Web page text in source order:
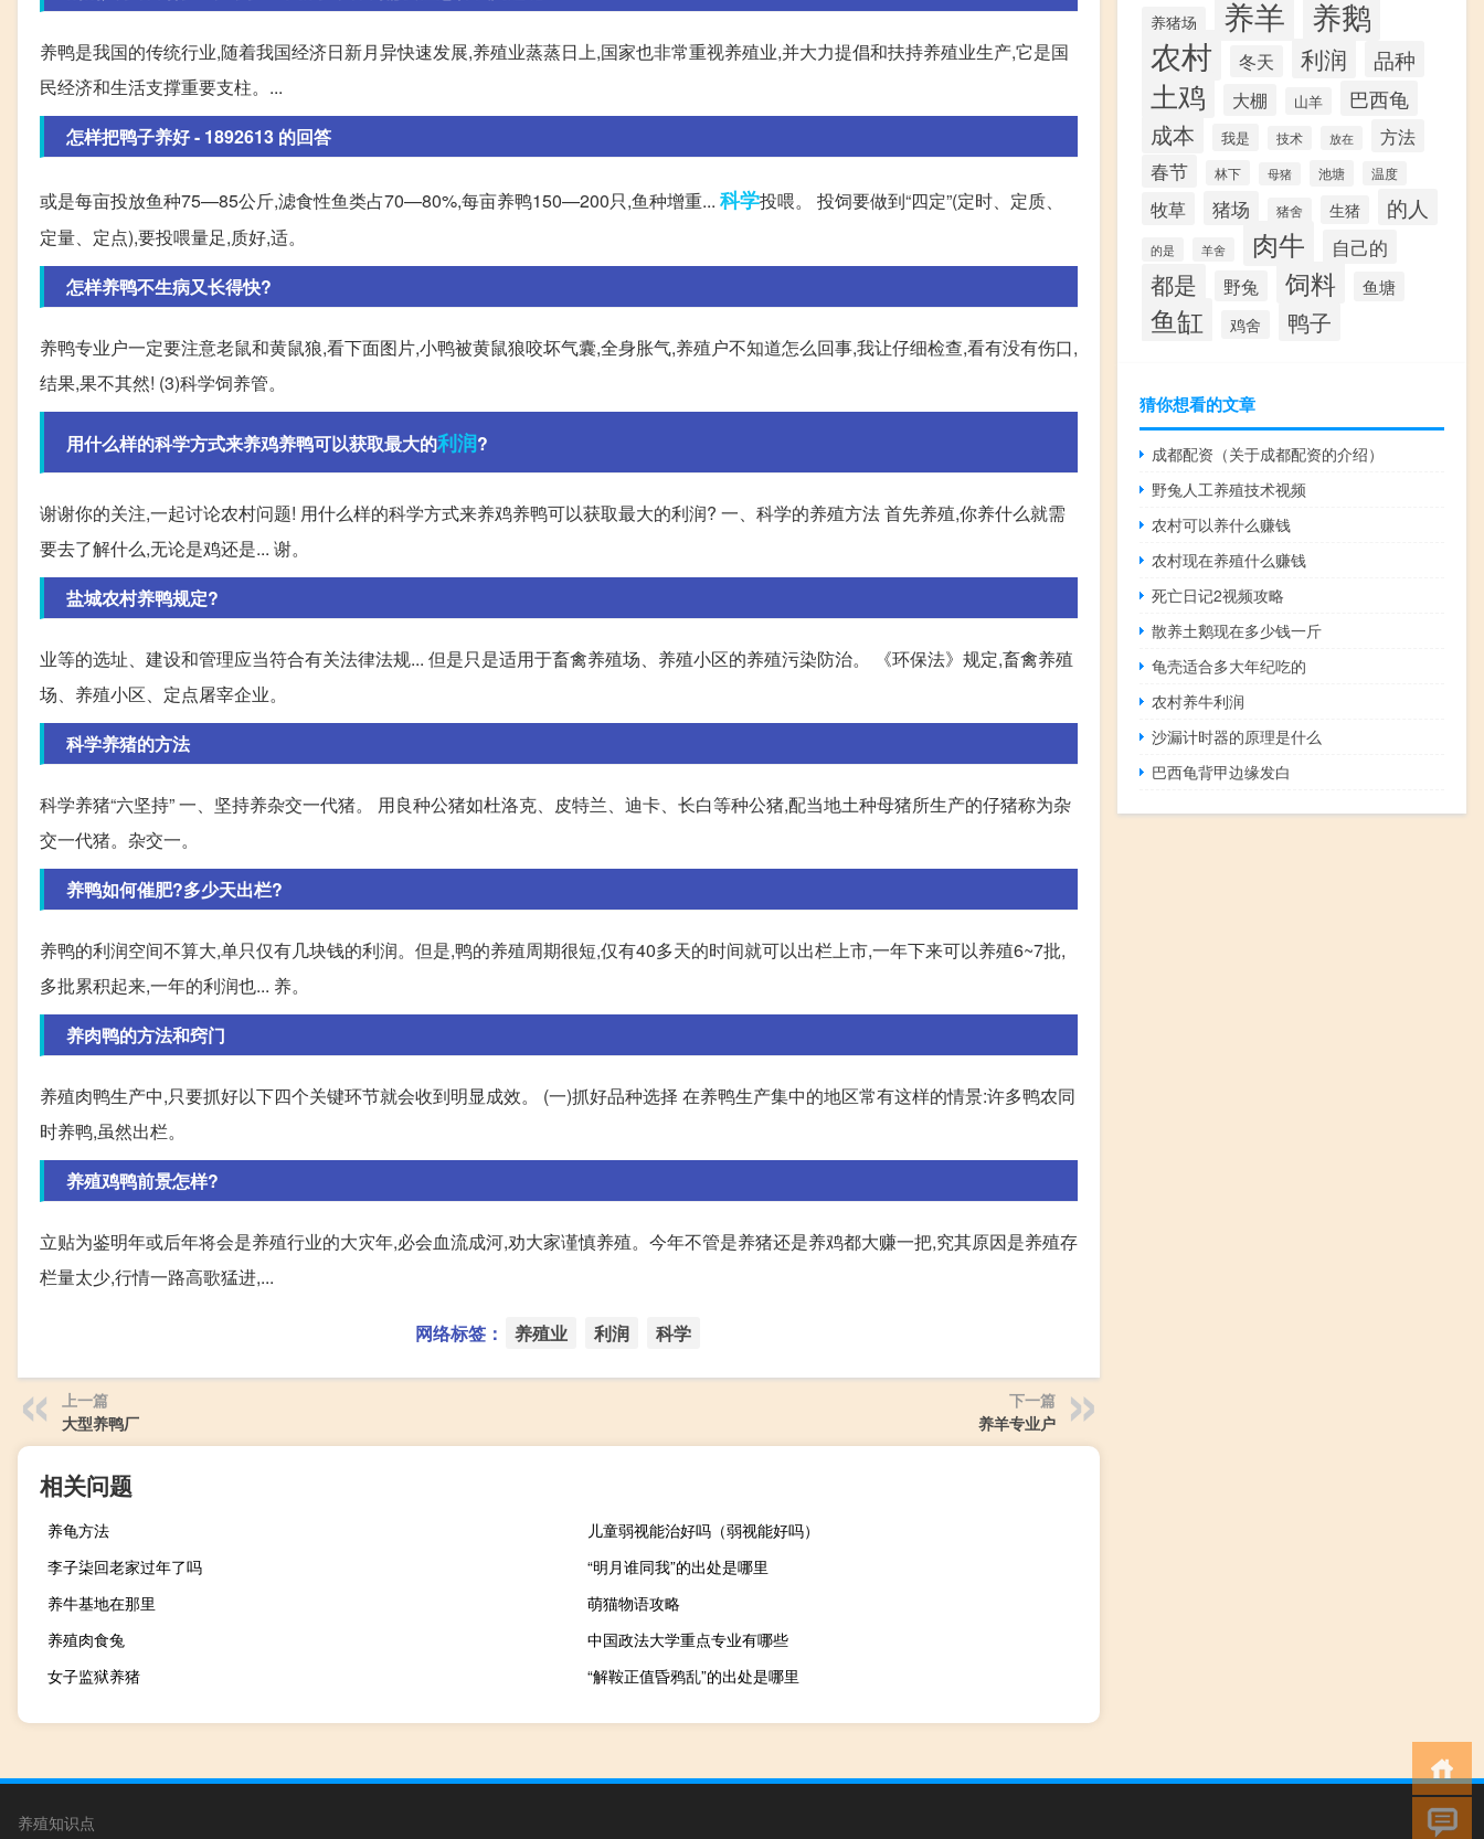
养鸭是我国的传统行业,随着我国经济日新月异快速发展,养殖业蒸蒸日上,国家也非常重视养殖业,并大力提倡和扶持养殖业生产,它是国
民经济和生活支撑重要支柱。...
怎样把鸭子养好 - 1892613 的回答
或是每亩投放鱼种75—85公斤,滤食性鱼类占70—80%,每亩养鸭150—200只,鱼种增重... 科学投喂。 投饲要做到“四定”(定时、定质、
定量、定点),要投喂量足,质好,适。
怎样养鸭不生病又长得快?
养鸭专业户一定要注意老鼠和黄鼠狼,看下面图片,小鸭被黄鼠狼咬坏气囊,全身胀气,养殖户不知道怎么回事,我让仔细检查,看有没有伤口,
结果,果不其然! (3)科学饲养管。
用什么样的科学方式来养鸡养鸭可以获取最大的利润?
谢谢你的关注,一起讨论农村问题! 用什么样的科学方式来养鸡养鸭可以获取最大的利润? 一、科学的养殖方法 首先养殖,你养什么就需
要去了解什么,无论是鸡还是... 谢。
盐城农村养鸭规定?
业等的选址、建设和管理应当符合有关法律法规... 但是只是适用于畜禽养殖场、养殖小区的养殖污染防治。 《环保法》规定,畜禽养殖
场、养殖小区、定点屠宰企业。
科学养猪的方法
科学养猪“六坚持” 一、坚持养杂交一代猪。 用良种公猪如杜洛克、皮特兰、迪卡、长白等种公猪,配当地土种母猪所生产的仔猪称为杂
交一代猪。杂交一。
养鸭如何催肥?多少天出栏?
养鸭的利润空间不算大,单只仅有几块钱的利润。但是,鸭的养殖周期很短,仅有40多天的时间就可以出栏上市,一年下来可以养殖6~7批,
多批累积起来,一年的利润也... 养。
养肉鸭的方法和窍门
养殖肉鸭生产中,只要抓好以下四个关键环节就会收到明显成效。 (一)抓好品种选择 在养鸭生产集中的地区常有这样的情景:许多鸭农同
时养鸭,虽然出栏。
养殖鸡鸭前景怎样?
立贴为鉴明年或后年将会是养殖行业的大灾年,必会血流成河,劝大家谨慎养殖。今年不管是养猪还是养鸡都大赚一把,究其原因是养殖存
栏量太少,行情一路高歌猛进,...
网络标签： 养殖业 利润 科学
上一篇
大型养鸭厂
下一篇
养羊专业户
相关问题
养龟方法
儿童弱视能治好吗（弱视能好吗）
李子柒回老家过年了吗
“明月谁同我”的出处是哪里
养牛基地在那里
萌猫物语攻略
养殖肉食兔
中国政法大学重点专业有哪些
女子监狱养猪
“解鞍正值昏鸦乱”的出处是哪里
养猪场 养羊 养鹅
农村 冬天 利润 品种
土鸡 大棚 山羊 巴西龟
成本 我是 技术 放在
方法
春节
林下 母猪 池塘 温度
牧草 猪场 猪舍 生猪 的人
的是 羊舍 肉牛 自己的
都是 野兔 饲料 鱼塘
鱼缸 鸡舍 鸭子
猜你想看的文章
成都配资（关于成都配资的介绍）
野兔人工养殖技术视频
农村可以养什么赚钱
农村现在养殖什么赚钱
死亡日记2视频攻略
散养土鹅现在多少钱一斤
龟壳适合多大年纪吃的
农村养牛利润
沙漏计时器的原理是什么
巴西龟背甲边缘发白
养殖知识点